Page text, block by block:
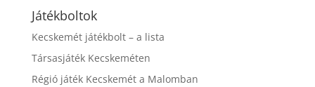
Játékboltok
Kecskemét játékbolt – a lista
Társasjáték Kecskeméten
Régió játék Kecskemét a Malomban